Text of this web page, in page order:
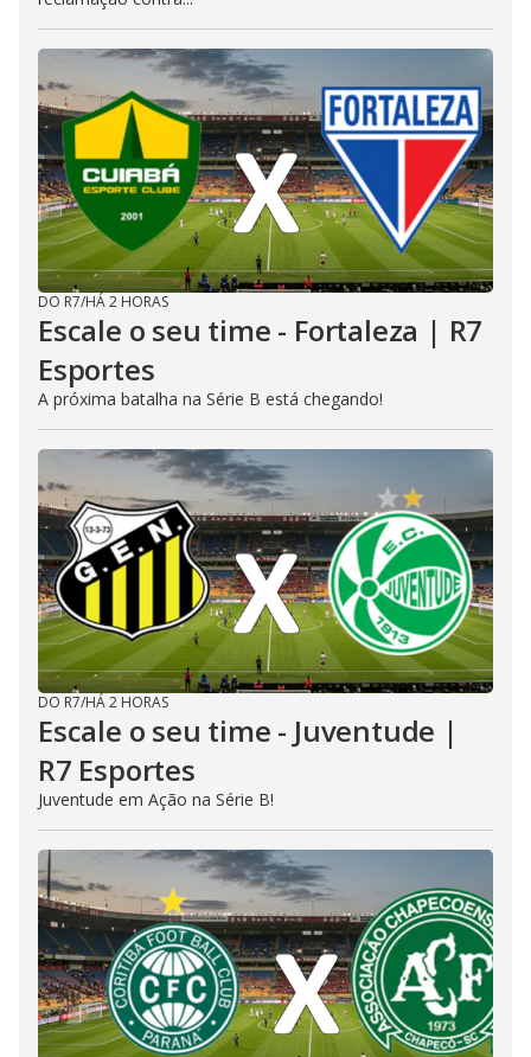
DO R7/HÁ 2 HORAS
Escale o seu time - Fortaleza | R7
Esportes
A próxima batalha na Série B está chegando!
DO R7/HÁ 2 HORAS
Escale o seu time - Juventude |
R7 Esportes
Juventude em Ação na Série B!